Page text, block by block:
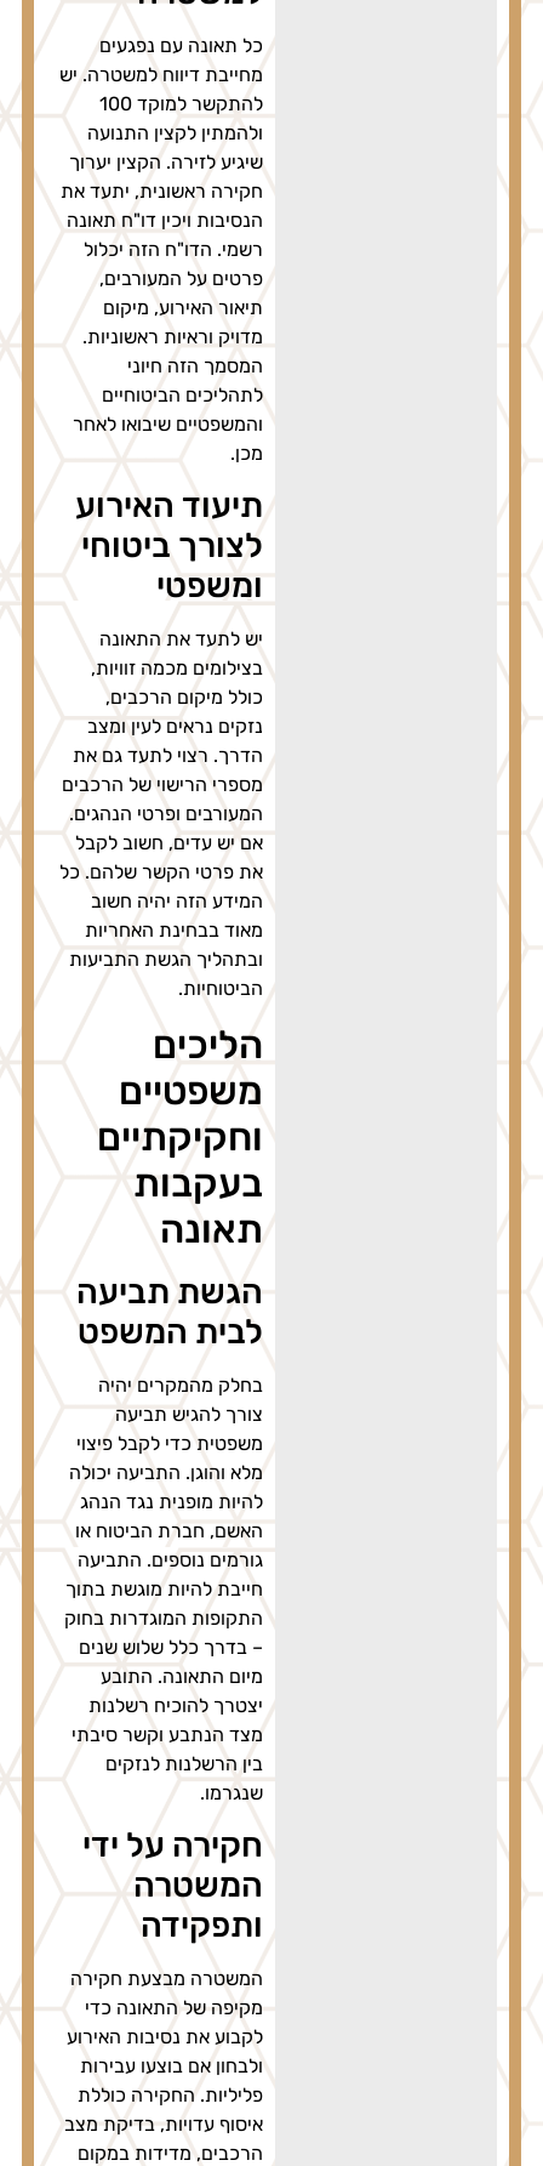
כל תאונה עם נפגעים
מחייבת דיווח למשטרה. יש
להתקשר למוקד 100
ולהמתין לקצין התנועה
שיגיע לזירה. הקצין יערוך
חקירה ראשונית, יתעד את
הנסיבות ויכין דו"ח תאונה
רשמי. הדו"ח הזה יכלול
פרטים על המעורבים,
תיאור האירוע, מיקום
מדויק וראיות ראשוניות.
המסמך הזה חיוני
לתהליכים הביטוחיים
והמשפטיים שיבואו לאחר
תיעוד האירוע
לצורך ביטוחי
ומשפטי
יש לתעד את התאונה
בצילומים מכמה זוויות,
כולל מיקום הרכבים,
נזקים נראים לעין ומצב
הדרך. רצוי לתעד גם את
מספרי הרישוי של הרכבים
המעורבים ופרטי הנהגים.
אם יש עדים, חשוב לקבל
את פרטי הקשר שלהם. כל
המידע הזה יהיה חשוב
מאוד בבחינת האחריות
ובתהליך הגשת התביעות
הביטוחיות.
הליכים
משפטיים
וחקיקתיים
בעקבות
תאונה
הגשת תביעה
לבית המשפט
בחלק מהמקרים יהיה
צורך להגיש תביעה
משפטית כדי לקבל פיצוי
מלא והוגן. התביעה יכולה
להיות מופנית נגד הנהג
האשם, חברת הביטוח או
גורמים נוספים. התביעה
חייבת להיות מוגשת בתוך
התקופות המוגדרות בחוק
– בדרך כלל שלוש שנים
מיום התאונה. התובע
יצטרך להוכיח רשלנות
מצד הנתבע וקשר סיבתי
בין הרשלנות לנזקים
שנגרמו.
חקירה על ידי
המשטרה
ותפקידה
המשטרה מבצעת חקירה
מקיפה של התאונה כדי
לקבוע את נסיבות האירוע
ולבחון אם בוצעו עבירות
פליליות. החקירה כוללת
איסוף עדויות, בדיקת מצב
הרכבים, מדידות במקום